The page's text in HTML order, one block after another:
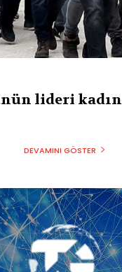
lideri kadın
DEVAMINI GÖSTER